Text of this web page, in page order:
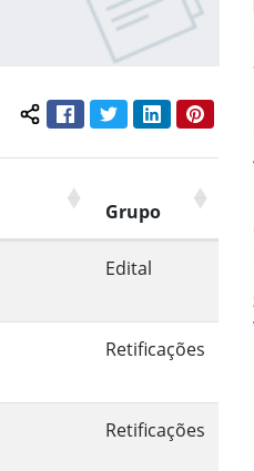
Compartilhar conteúdo:
FacebookTwitterLinkedIn
Grupo
Edital
Retificações
Retificações